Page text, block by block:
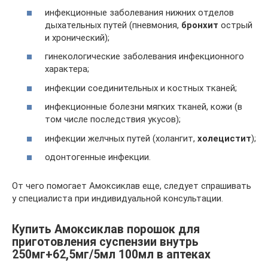
инфекционные заболевания нижних отделов
дыхательных путей (пневмония, бронхит острый
и хронический);
гинекологические заболевания инфекционного
характера;
инфекции соединительных и костных тканей;
инфекционные болезни мягких тканей, кожи (в
том числе последствия укусов);
инфекции желчных путей (холангит, холецистит);
одонтогенные инфекции.
От чего помогает Амоксиклав еще, следует спрашивать
у специалиста при индивидуальной консультации.
Купить Амоксиклав порошок для
приготовления суспензии внутрь
250мг+62,5мг/5мл 100мл в аптеках